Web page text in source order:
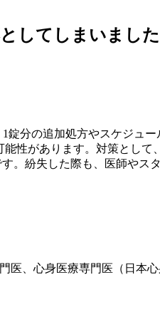
してしまいまし
分の追加処方やスケジュ
性があります。対策とし
。紛失した際も、医師や
医、心身医療専門医（日本